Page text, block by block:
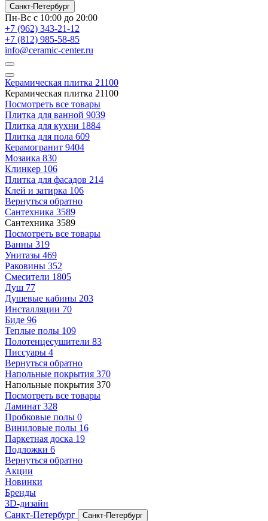
Санкт-Петербург
Пн-Вс с 10:00 до 20:00
+7 (962) 343-21-12
+7 (812) 985-58-85
info@ceramic-center.ru
Керамическая плитка 21100
Керамическая плитка 21100
Посмотреть все товары
Плитка для ванной 9039
Плитка для кухни 1884
Плитка для пола 609
Керамогранит 9404
Мозаика 830
Клинкер 106
Плитка для фасадов 214
Клей и затирка 106
Вернуться обратно
Сантехника 3589
Сантехника 3589
Посмотреть все товары
Ванны 319
Унитазы 469
Раковины 352
Смесители 1805
Душ 77
Душевые кабины 203
Инсталляции 70
Биде 96
Теплые полы 109
Полотенцесушители 83
Писсуары 4
Вернуться обратно
Напольные покрытия 370
Напольные покрытия 370
Посмотреть все товары
Ламинат 328
Пробковые полы 0
Виниловые полы 16
Паркетная доска 19
Подложки 6
Вернуться обратно
Акции
Новинки
Бренды
3D-дизайн
Санкт-Петербург
Санкт-Петербург